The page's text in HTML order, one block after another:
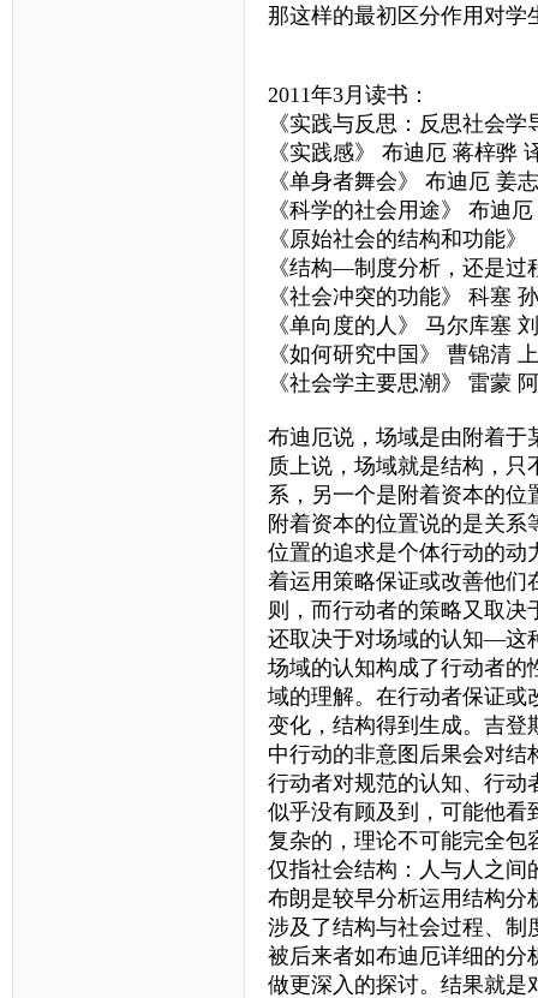
那这样的最初区分作用对学
2011年3月读书：
《实践与反思：反思社会
《实践感》 布迪厄 蒋梓骅
《单身者舞会》 布迪厄 姜
《科学的社会用途》 布迪
《原始社会的结构和功能
《结构—制度分析，还是
《社会冲突的功能》 科塞
《单向度的人》 马尔库塞
《如何研究中国》 曹锦清
《社会学主要思潮》 雷蒙
布迪厄说，场域是由附着于
质上说，场域就是结构，
系，另一个是附着资本的位
附着资本的位置说的是关系
位置的追求是个体行动的动
着运用策略保证或改善他们
则，而行动者的策略又取
还取决于对场域的认知—这
场域的认知构成了行动者的
域的理解。在行动者保证或
变化，结构得到生成。吉登
中行动的非意图后果会对结
行动者对规范的认知、行动
似乎没有顾及到，可能他看
复杂的，理论不可能完全包
仅指社会结构：人与人之间
布朗是较早分析运用结构分
涉及了结构与社会过程、制
被后来者如布迪厄详细的分
做更深入的探讨。结果就是